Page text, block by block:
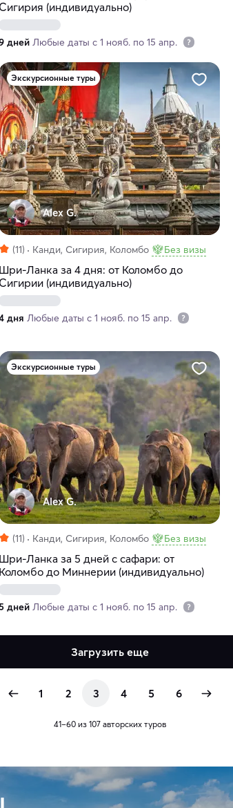
Сигирия (индивидуально)
дней Любые даты с 1 нояб. по 15 апр.
Экскурсионные туры
Alex G.
(11) Канди, Сигирия, Коломбо Без визы
Шри-Ланка за 4 дня: от Коломбо до
Сигирии (индивидуально)
дня Любые даты с 1 нояб. по 15 апр.
Экскурсионные туры
Alex G.
(11) Канди, Сигирия, Коломбо Без визы
Шри-Ланка за 5 дней с сафари: от
Коломбо до Миннерии (индивидуально)
дней Любые даты с 1 нояб. по 15 апр.
Загрузить еще
1 2 3 4 5 6
41–60 из 107 авторских туров